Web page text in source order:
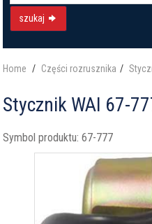
szukaj
Home Części rozrusznika
Stycznik WAI 67-
Symbol produktu: 67-777